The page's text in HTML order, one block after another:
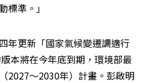
標準。」
年更新「國家氣候變遷調適行
本將在今年底到期，環境部最
2027～2030年）計畫。彭啟明